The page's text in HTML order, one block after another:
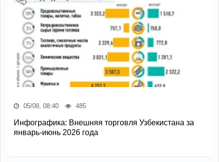
05/08, 08:40 485
Инфографика: Внешняя торговля Узбекистана за
январь-июнь 2026 года